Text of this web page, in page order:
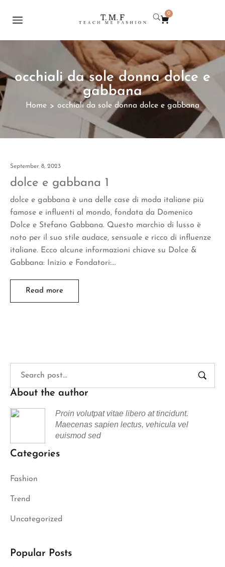
0
occhiali da sole donna dolce e
gabbana
Home > occhiali da sole donna dolce e gabbana
September 8, 2023
dolce e gabbana 1
dolce e gabbana è una delle case di moda italiane più
famose e influenti al mondo, fondata da Domenico
Dolce e Stefano Gabbana. Questo marchio di lusso è
noto per il suo stile audace, sensuale e ricco di influenze
italiane. Ecco alcune informazioni chiave su Dolce &
Gabbana: Inizio e Fondatori:…
Read more
About the author
Proin volutpat vitae libero at tincidunt.
Maecenas sapien lectus, vehicula vel
euismod sed
Categories
Fashion
Trend
Uncategorized
Popular Posts